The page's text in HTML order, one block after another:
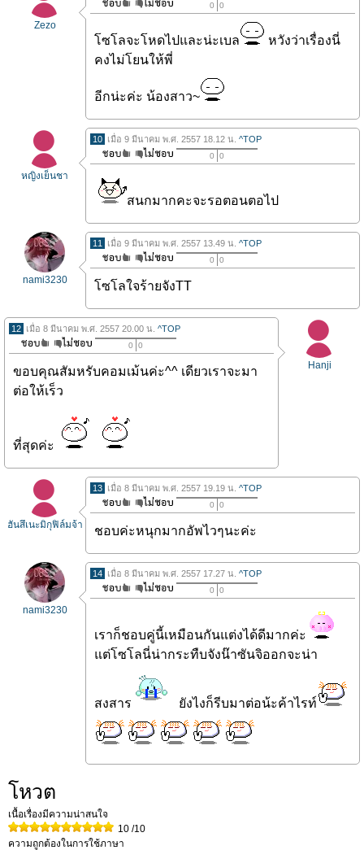
Zezo
0 0
โซโลจะโหดไปและน่ะเบล
หวังว่าเรื่องนี่
คงไม่โยนให้พี่
อีกน่ะค่ะ น้องสาว~
หญิงเย็นชา
10 เมื่อ 9 มีนาคม พ.ศ. 2557 18.12 น. ^TOP
0 0
สนกมากคะจะรอตอนตอไป
nami3230
11 เมื่อ 9 มีนาคม พ.ศ. 2557 13.49 น. ^TOP
0 0
โซโลใจร้ายจังTT
Hanji
12 เมื่อ 8 มีนาคม พ.ศ. 2557 20.00 น. ^TOP
0 0
ขอบคุณสัมหรับคอมเม้นค่ะ^^ เดียวเราจะมา
ต่อให้เร็ว
ที่สุดค่ะ
ฮันสึเนะมิกุฟิล์มจ้า
13 เมื่อ 8 มีนาคม พ.ศ. 2557 19.19 น. ^TOP
0 0
ชอบค่ะหนุกมากอัพไวๆนะค่ะ
nami3230
14 เมื่อ 8 มีนาคม พ.ศ. 2557 17.27 น. ^TOP
0 0
เราก็ชอบคู่นี้เหมือนกันแต่งได้ดีมากค่ะ
แต่โซโลนี่น่ากระทืบจังน๊าซันจิออกจะน่า
สงสาร ยังไงก็รีบมาต่อน้ะค้าไรท์
โหวต
เนื้อเรื่องมีความน่าสนใจ
10 /10
ความถูกต้องในการใช้ภาษา